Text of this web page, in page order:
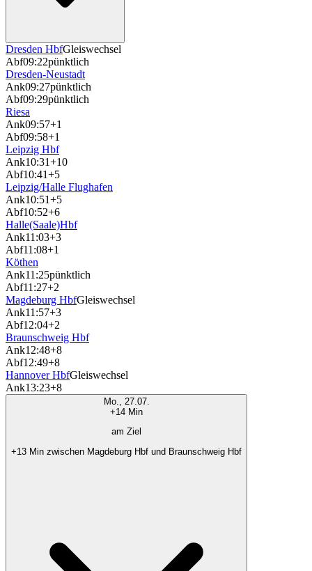
Dresden HbfGleiswechsel
Abf09:22pünktlich
Dresden-Neustadt
Ank09:27pünktlich
Abf09:29pünktlich
Riesa
Ank09:57+1
Abf09:58+1
Leipzig Hbf
Ank10:31+10
Abf10:41+5
Leipzig/Halle Flughafen
Ank10:51+5
Abf10:52+6
Halle(Saale)Hbf
Ank11:03+3
Abf11:08+1
Köthen
Ank11:25pünktlich
Abf11:27+2
Magdeburg HbfGleiswechsel
Ank11:57+3
Abf12:04+2
Braunschweig Hbf
Ank12:48+8
Abf12:49+8
Hannover HbfGleiswechsel
Ank13:23+8
Mo., 27.07.
+14 Min
am Ziel
+13 Min zwischen Magdeburg Hbf und Braunschweig Hbf